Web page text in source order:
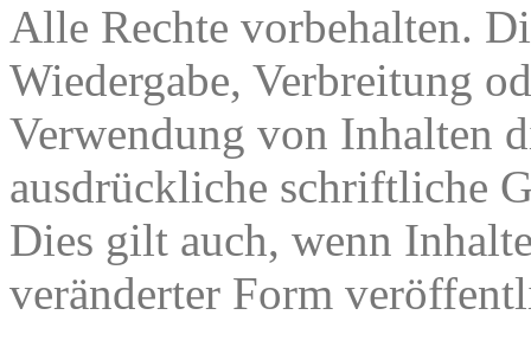
Alle Rechte vorbehalten.
Wiedergabe, Verbreitung
Verwendung von Inhalten
ausdrückliche schriftliche
Dies gilt auch, wenn
veränderter Form